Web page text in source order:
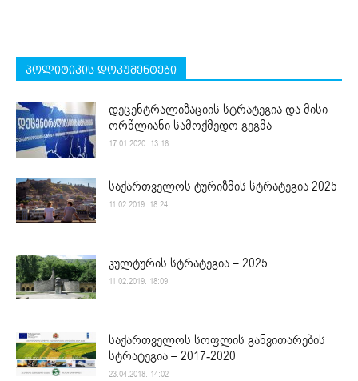
პოლიტიკის დოკუმენტები
დეცენტრალიზაციის სტრატეგია და მისი
ორწლიანი სამოქმედო გეგმა
17.01.2020. 13:16
საქართველოს ტურიზმის სტრატეგია 2025
11.02.2019. 18:24
კულტურის სტრატეგია – 2025
11.02.2019. 18:09
საქართველოს სოფლის განვითარების
სტრატეგია – 2017-2020
23.04.2018. 14:02